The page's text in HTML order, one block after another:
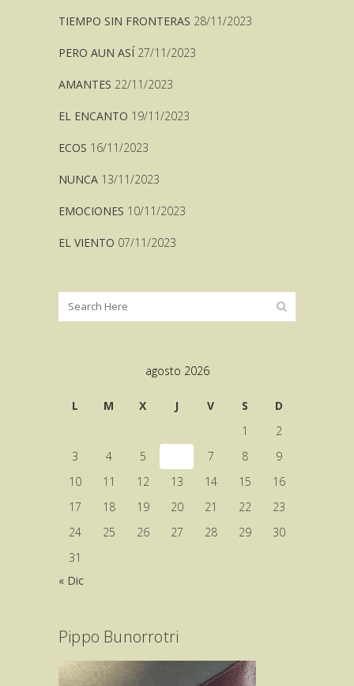
TIEMPO SIN FRONTERAS 28/11/2023
PERO AUN ASÍ 27/11/2023
AMANTES 22/11/2023
EL ENCANTO 19/11/2023
ECOS 16/11/2023
NUNCA 13/11/2023
EMOCIONES 10/11/2023
EL VIENTO 07/11/2023
agosto 2026
L M X J V S
D
1
2
3
4 5 7 8
9
10
11 12 13 14 15
16
17
18 19 20 21 22
23
24
25 26 27 28 29
30
31
« Dic
Pippo Bunorrotri